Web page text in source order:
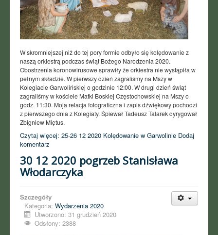
W skromniejszej niż do tej pory formie odbyło się kolędowanie z
naszą orkiestrą podczas świąt Bożego Narodzenia 2020.
Obostrzenia koronowirusowe sprawiły że orkiestra nie wystąpiła w
pełnym składzie. W pierwszy dzień zagraliśmy na Mszy w
Kolegiacie Garwolińskiej o godzinie 12:00. W drugi dzień świąt
zagraliśmy w kościele Matki Boskiej Częstochowskiej na Mszy o
godz. 11:30. Moja relacja fotograficzna i zapis dźwiękowy pochodzi
z pierwszego dnia z Kolegiaty. Śpiewał Tadeusz Talarek dyrygował
Zbigniew Miętus.
Czytaj więcej: 25-26 12 2020 Kolędowanie w Garwolinie Dodaj
komentarz
30 12 2020 pogrzeb Stanisława
Włodarczyka
Szczegóły
Kategoria: Wydarzenia 2020
Utworzono: 31 grudzień 2020
Odsłony: 2388